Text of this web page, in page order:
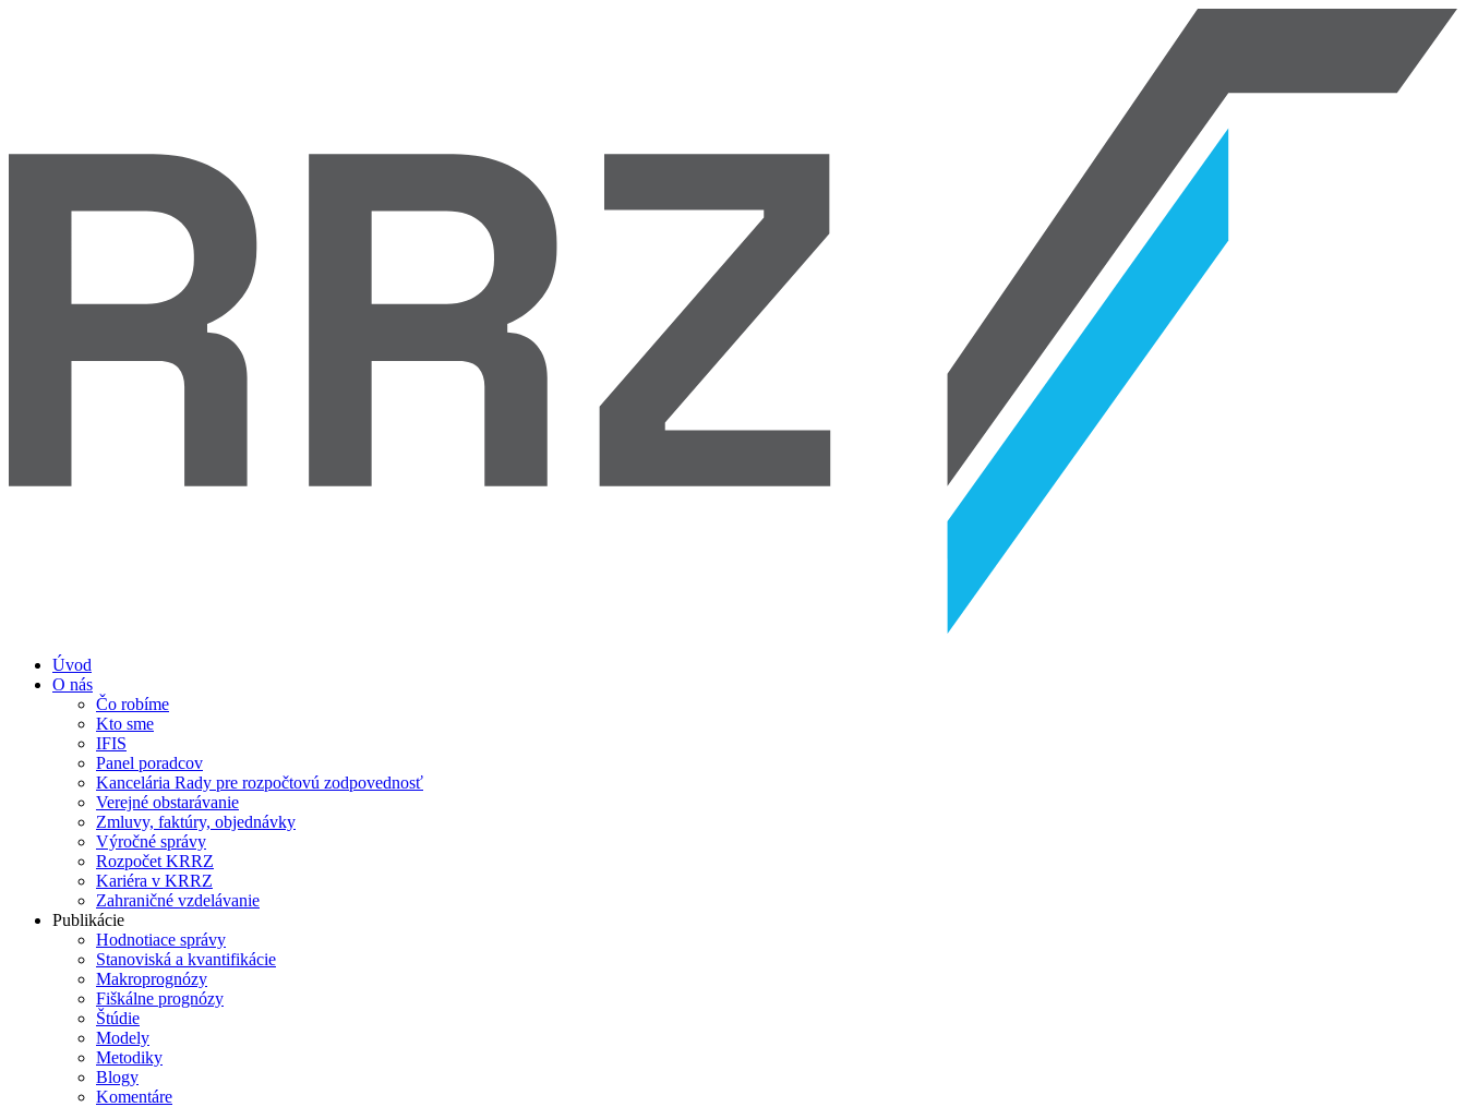
Úvod
O nás
Čo robíme
Kto sme
IFIS
Panel poradcov
Kancelária Rady pre rozpočtovú zodpovednosť
Verejné obstarávanie
Zmluvy, faktúry, objednávky
Výročné správy
Rozpočet KRRZ
Kariéra v KRRZ
Zahraničné vzdelávanie
Publikácie
Hodnotiace správy
Stanoviská a kvantifikácie
Makroprognózy
Fiškálne prognózy
Štúdie
Modely
Metodiky
Blogy
Komentáre